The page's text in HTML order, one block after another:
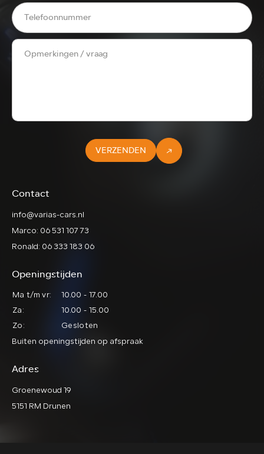
VERZENDEN
Contact
info@varias-cars.nl
Marco: 06 531 107 73
Ronald: 06 333 183 06
Openingstijden
Ma t/m vr:
10.00 - 17.00
Za:
10.00 - 15.00
Zo:
Gesloten
Buiten openingstijden op afspraak
Adres
Groenewoud 19
5151 RM Drunen